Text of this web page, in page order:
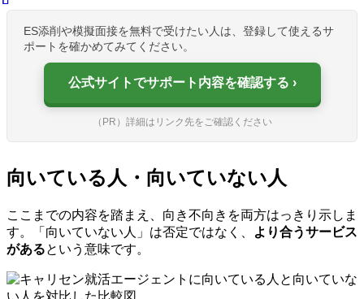
ES添削や模擬面接を無料で受けたい人は、登録して使えるサ
ポートを確かめてみてください。
公式サイトでサポート内容を確認する
（PR）詳細はリンク先をご確認ください
向いている人・向いていない人
ここまでの内容を踏まえ、向き不向きを両方はっきり示しま
す。「向いていない人」は否定ではなく、
より合うサービス
があるという意味です。